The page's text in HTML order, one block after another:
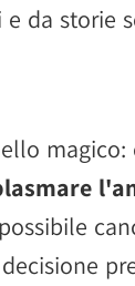
da storie